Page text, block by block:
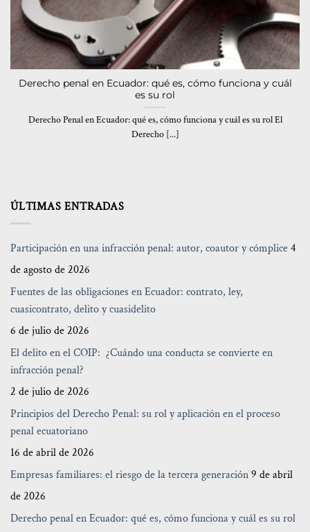
ÚLTIMAS ENTRADAS
Participación en una infracción penal: autor, coautor y cómplice4
de agosto de 2026
Fuentes de las obligaciones en Ecuador: contrato, ley,
cuasicontrato, delito y cuasidelito
6 de julio de 2026
El delito en el COIP: ¿Cuándo una conducta se convierte en
infracción penal?
2 de julio de 2026
Principios del Derecho Penal: su rol y aplicación en el proceso
penal ecuatoriano
16 de abril de 2026
Empresas familiares: el riesgo de la tercera generación9 de abril
de 2026
Derecho penal en Ecuador: qué es, cómo funciona y cuál es su rol
Derecho penal en Ecuador: qué es, cómo funciona y cuál
es su rol
Derecho Penal en Ecuador: qué es, cómo funciona y cuál es su rol El
Derecho [...]